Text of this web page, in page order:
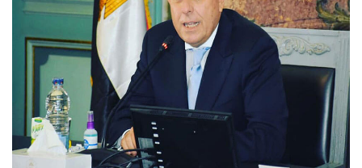
تواصل معنا
الطلاب
هيئة التدريس
الدراسات العليا